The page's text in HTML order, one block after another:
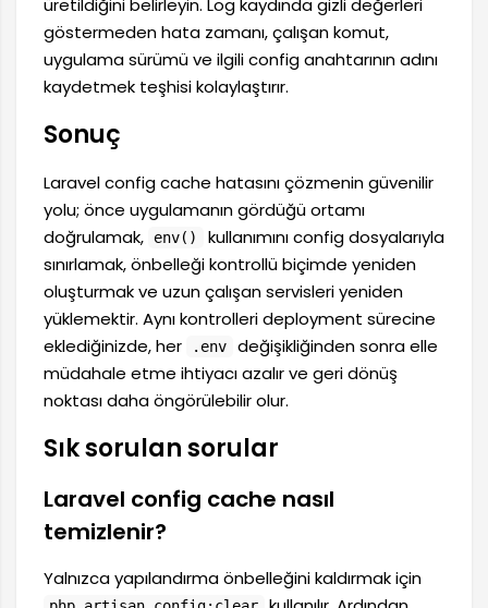
üretildiğini belirleyin. Log kaydında gizli değerleri
göstermeden hata zamanı, çalışan komut,
uygulama sürümü ve ilgili config anahtarının adını
kaydetmek teşhisi kolaylaştırır.
Sonuç
Laravel config cache hatasını çözmenin güvenilir
yolu; önce uygulamanın gördüğü ortamı
doğrulamak,
env()
kullanımını config dosyalarıyla
sınırlamak, önbelleği kontrollü biçimde yeniden
oluşturmak ve uzun çalışan servisleri yeniden
yüklemektir. Aynı kontrolleri deployment sürecine
eklediğinizde, her
.env
değişikliğinden sonra elle
müdahale etme ihtiyacı azalır ve geri dönüş
noktası daha öngörülebilir olur.
Sık sorulan sorular
Laravel config cache nasıl
temizlenir?
Yalnızca yapılandırma önbelleğini kaldırmak için